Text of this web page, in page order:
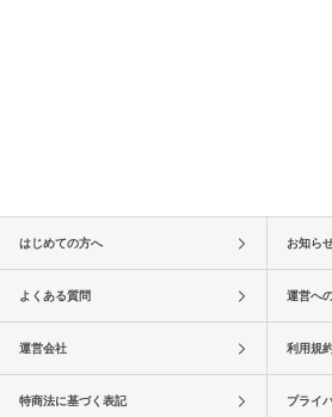
はじめての方へ お知ら
よくある質問 運営へ
運営会社 利用規
特商法に基づく表記 プライ